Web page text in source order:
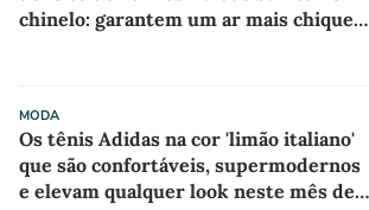
chinelo: garantem um ar mais chique e
MODA
Os tênis Adidas na cor 'limão italiano'
que são confortáveis, supermodernos
e elevam qualquer look neste mês de